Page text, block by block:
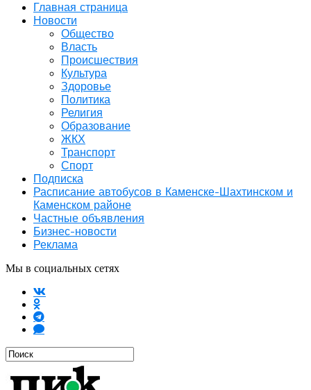
Главная страница
Новости
Общество
Власть
Происшествия
Культура
Здоровье
Политика
Религия
Образование
ЖКХ
Транспорт
Спорт
Подписка
Расписание автобусов в Каменске-Шахтинском и
Каменском районе
Частные объявления
Бизнес-новости
Реклама
Мы в социальных сетях